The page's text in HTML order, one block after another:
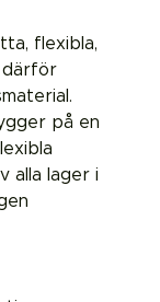
flexibla,
därför
på en
alla lager i